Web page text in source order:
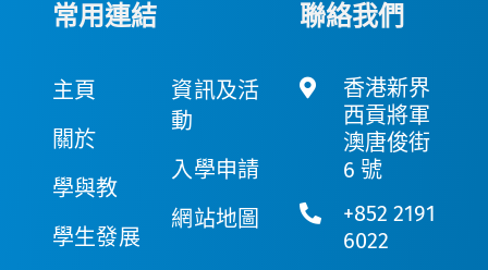
常用連結
主頁
關於
學與教
學生發展
資訊及活
動
入學申請
網站地圖
聯絡我們
香港新界
西貢將軍
澳唐俊街
6 號
+852 2191
6022